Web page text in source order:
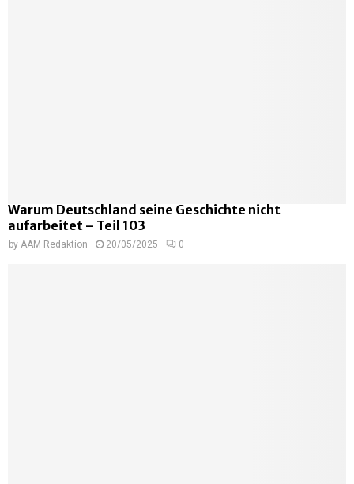
Warum Deutschland seine Geschichte nicht
aufarbeitet – Teil 103
by AAM Redaktion 20/05/2025 0